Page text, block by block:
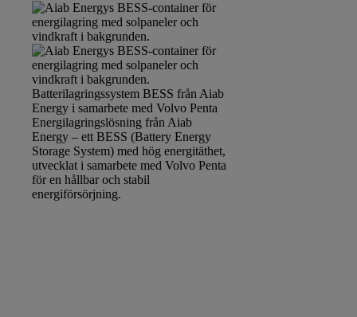
Batterilagringssystem BESS från Aiab
Energy i samarbete med Volvo Penta
Energilagringslösning från Aiab
Energy – ett BESS (Battery Energy
Storage System) med hög energitäthet,
utvecklat i samarbete med Volvo Penta
för en hållbar och stabil
energiförsörjning.